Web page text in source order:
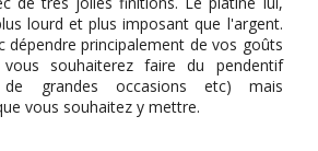
lourd et plus imposant que l'argent.
dépendre principalement de vos goûts
souhaiterez faire du pendentif
grandes occasions etc) mais
vous souhaitez y mettre.